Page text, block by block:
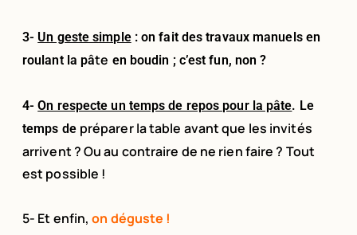
3- Un geste simple: on fait des travaux manuels en
roulant la pâte en boudin ; c’est fun, non ?
4-On respecte un temps de repos pour la pâte. Le
temps de préparer la table avant que les invités
arrivent ? Ou au contraire de ne rien faire ? Tout
est possible !
5- Et enfin,on déguste !